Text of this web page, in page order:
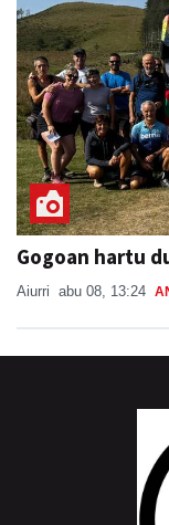
Gogoan hartu
Aiurri abu 08, 13:24